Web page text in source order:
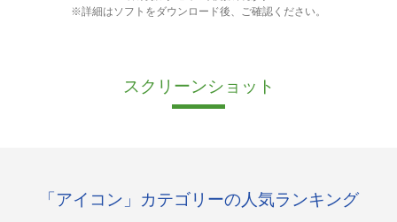
※詳細はソフトをダウンロード後、ご確認ください。
スクリーンショット
「アイコン」カテゴリーの人気ランキング